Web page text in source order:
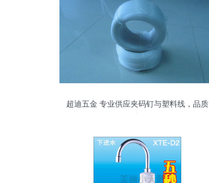
超迪五金 专业供应夹码钉与塑料线，品质